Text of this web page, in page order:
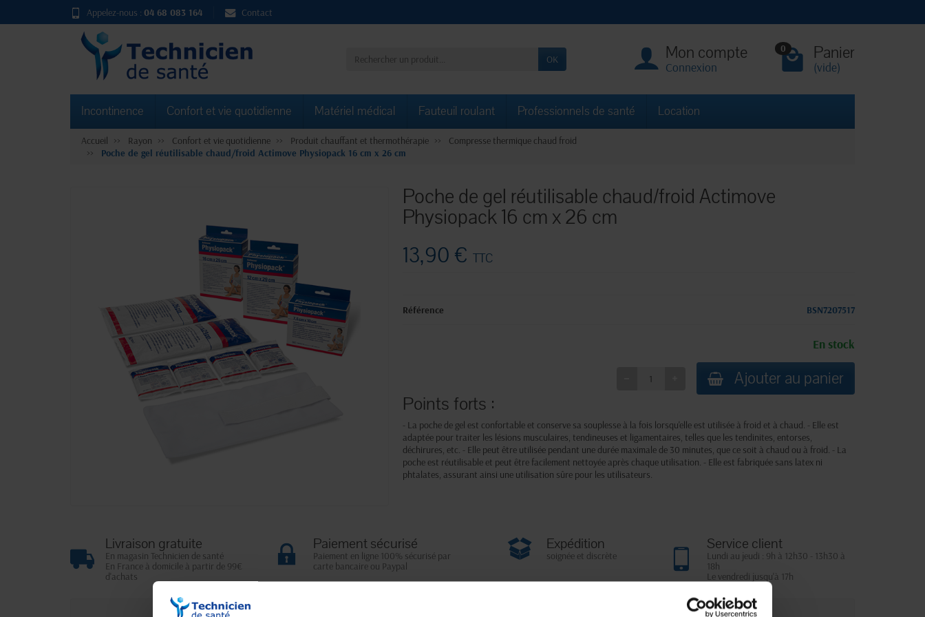
Appelez-nous : 04 68 083 164 Contact
OK Mon compte
Connexion
0 Panier
(vide)
Incontinence Confort et vie quotidienne Matériel médical Fauteuil roulant Professionnels de santé Location
Accueil Rayon Confort et vie quotidienne Produit chauffant et thermothérapie
Compresse thermique chaud froid
Poche de gel réutilisable chaud/froid Actimove Physiopack 16 cm x 26 cm
Poche de gel réutilisable chaud/froid Actimove
Physiopack 16 cm x 26 cm
13,90 €TTC
Référence BSN7207517
En stock
Ajouter au panier
Points forts :
- La poche de gel est confortable et conserve sa souplesse à la fois lorsqu'elle est utilisée à froid et à chaud. - Elle est
adaptée pour traiter les lésions musculaires, tendineuses et ligamentaires, telles que les tendinites, entorses,
déchirures, etc. - Elle peut être utilisée pendant une durée maximale de 30 minutes, que ce soit à chaud ou à froid. - La
poche est réutilisable et peut être facilement nettoyée après chaque utilisation. - Elle est fabriquée sans latex ni
phtalates, assurant ainsi une utilisation sûre pour les utilisateurs.
Livraison gratuite
En magasin Technicien de santé
En France à domicile à partir de 99€
d'achats
Paiement sécurisé
Paiement en ligne 100% sécurisé par
carte bancaire ou Paypal
Expédition
soignée et discrète
Service client
Lundi au jeudi : 9h à 12h30 - 13h30 à
18h
Le vendredi jusqu'à 17h